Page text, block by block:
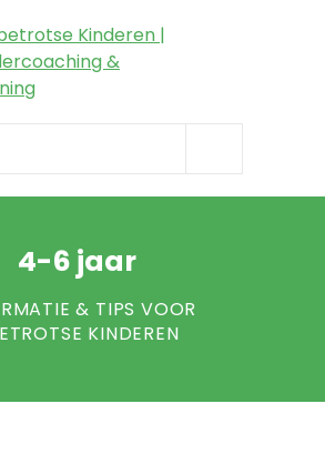
kind
zelfbeeld
4-6 jaar
& TIPS VOOR
KINDEREN